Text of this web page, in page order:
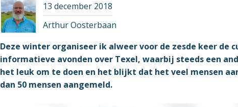
13 december 2018
Arthur Oosterbaan
Deze winter organiseer ik alweer voor de zesde keer de
informatieve avonden over Texel, waarbij steeds een
het leuk om te doen en het blijkt dat het veel mensen
dan 50 mensen aangemeld.